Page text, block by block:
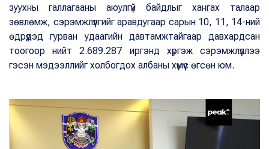
зуухны галлагааны аюулгүй байдлыг хангах талаар
зөвлөмж, сэрэмжлүүлгийг аравдугаар сарын 10, 11, 14-ний
өдрүүдэд гурван удаагийн давтамжтайгаар давхардсан
тоогоор нийт 2.689.287 иргэнд хүргэж сэрэмжлүүллээ
гэсэн мэдээллийг холбогдох албаны хүмүүс өгсөн юм.